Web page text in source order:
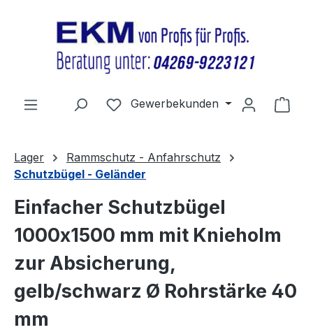
Du hast 0 Produkte auf dem
Gewerbekunden
Lager
Rammschutz - Anfahrschutz
Schutzbügel - Geländer
Einfacher Schutzbügel
1000x1500 mm mit Knieholm
zur Absicherung,
gelb/schwarz Ø Rohrstärke 40
mm